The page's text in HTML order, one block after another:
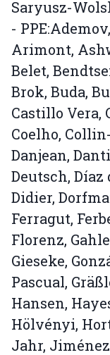
Saryusz-
-
Arimont,
Belet,
Brok, Buda,
Castillo Vera,
Coelho,
Danjean,
Deutsch, Díaz
Didier,
Ferragut,
Florenz,
Gieseke,
Pascual,
Hansen,
Hölvényi,
Jahr,